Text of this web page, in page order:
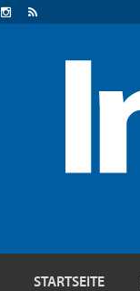
STARTSEITE